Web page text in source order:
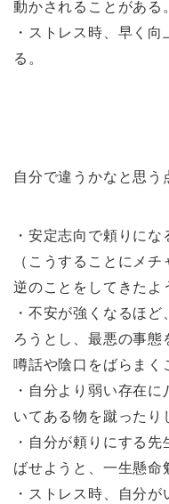
動かされることがある。
・ストレス時、早く
る。
自分で違うかなと思う
・安定志向で頼りにな
（こうすることにメ
逆のことをしてきたよ
・不安が強くなるほ
ろうとし、最悪の事態
噂話や陰口をばらまく
・自分より弱い存在
いてある物を蹴ったり
・自分が頼りにする
ばせようと、一生懸命
・ストレス時、自分